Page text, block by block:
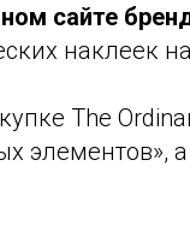
сайте
наклеек
The
элементов»,